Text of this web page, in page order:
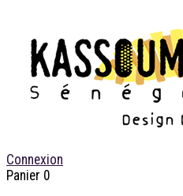
Connexion
Panier 0